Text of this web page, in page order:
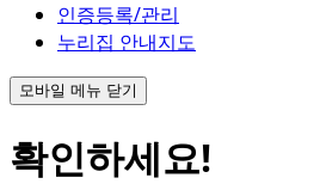
인증등록/관리
누리집 안내지도
모바일 메뉴 닫기
확인하세요!